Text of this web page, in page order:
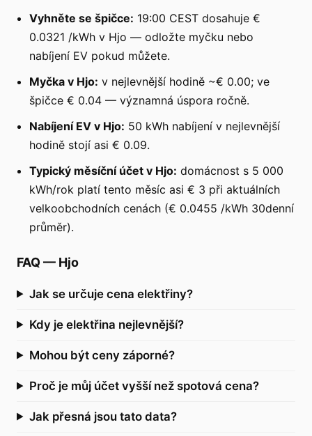
Vyhněte se špičce: 19:00 CEST dosahuje €
0.0321 /kWh v Hjo — odložte myčku nebo
nabíjení EV pokud můžete.
Myčka v Hjo: v nejlevnější hodině ~€ 0.00; ve
špičce € 0.04 — významná úspora ročně.
Nabíjení EV v Hjo: 50 kWh nabíjení v nejlevnější
hodině stojí asi € 0.09.
Typický měsíční účet v Hjo: domácnost s 5 000
kWh/rok platí tento měsíc asi € 3 při aktuálních
velkoobchodních cenách (€ 0.0455 /kWh 30denní
průměr).
FAQ — Hjo
Jak se určuje cena elektřiny?
Kdy je elektřina nejlevnější?
Mohou být ceny záporné?
Proč je můj účet vyšší než spotová cena?
Jak přesná jsou tato data?